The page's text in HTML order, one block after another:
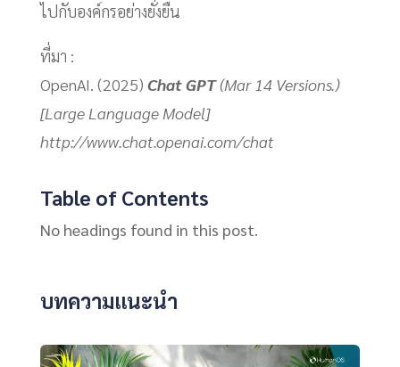
ไปกับองค์กรอย่างยั่งยืน
ที่มา :
OpenAI. (2025) Chat GPT(Mar 14 Versions.)
[Large Language Model]
http://www.chat.openai.com/chat
Table of Contents
No headings found in this post.
บทความแนะนำ